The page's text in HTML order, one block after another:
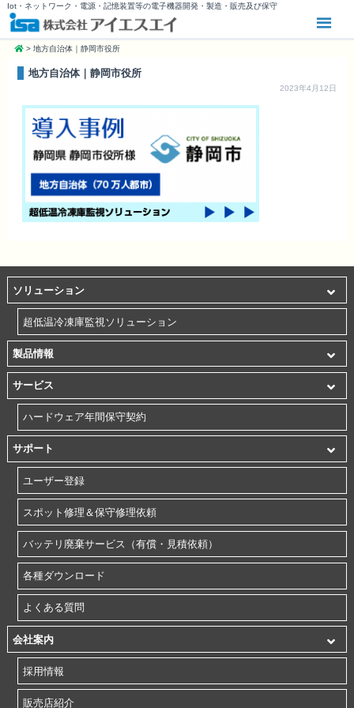
Iot・ネットワーク・電源・記憶装置等の電子機器開発・製造・販売及び保守
> 地方自治体｜静岡市役所
地方自治体｜静岡市役所
2023年4月12日
ソリューション
超低温冷凍庫監視ソリューション
製品情報
サービス
ハードウェア年間保守契約
サポート
ユーザー登録
スポット修理＆保守修理依頼
バッテリ廃棄サービス（有償・見積依頼）
各種ダウンロード
よくある質問
会社案内
採用情報
販売店紹介